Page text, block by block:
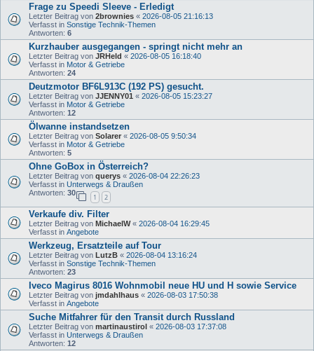
Frage zu Speedi Sleeve - Erledigt
Letzter Beitrag von 2brownies « 2026-08-05 21:16:13
Verfasst in Sonstige Technik-Themen
Antworten: 6
Kurzhauber ausgegangen - springt nicht mehr an
Letzter Beitrag von JRHeld « 2026-08-05 16:18:40
Verfasst in Motor & Getriebe
Antworten: 24
Deutzmotor BF6L913C (192 PS) gesucht.
Letzter Beitrag von JJENNY01 « 2026-08-05 15:23:27
Verfasst in Motor & Getriebe
Antworten: 12
Ölwanne instandsetzen
Letzter Beitrag von Solarer « 2026-08-05 9:50:34
Verfasst in Motor & Getriebe
Antworten: 5
Ohne GoBox in Österreich?
Letzter Beitrag von querys « 2026-08-04 22:26:23
Verfasst in Unterwegs & Draußen
Antworten: 30
1 2
Verkaufe div. Filter
Letzter Beitrag von MichaelW« 2026-08-04 16:29:45
Verfasst in Angebote
Werkzeug, Ersatzteile auf Tour
Letzter Beitrag von LutzB « 2026-08-04 13:16:24
Verfasst in Sonstige Technik-Themen
Antworten: 23
Iveco Magirus 8016 Wohnmobil neue HU und H sowie Service
Letzter Beitrag von jmdahlhaus « 2026-08-03 17:50:38
Verfasst in Angebote
Suche Mitfahrer für den Transit durch Russland
Letzter Beitrag von martinaustirol « 2026-08-03 17:37:08
Verfasst in Unterwegs & Draußen
Antworten: 12